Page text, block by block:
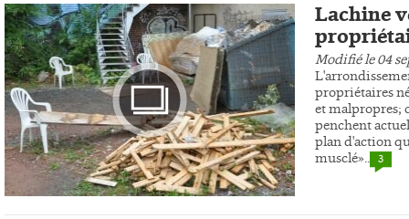
Lachine
Modifié le 04
propriétaires
et malpropres;
penchent
plan d'action
musclé».. 3
Photo